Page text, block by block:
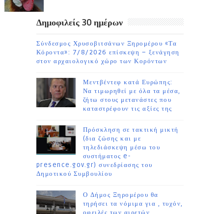
Δημοφιλείς 30 ημέρων
Σύνδεσμος Χρυσοβιτσάνων Ξηρομέρου «Τα
Κόροντα»: 7/8/2026 επίσκεψη – ξενάγηση
στον αρχαιολογικό χώρο των Κορόντων
Μεντβέντεφ κατά Ευρώπης:
Να τιμωρηθεί με όλα τα μέσα,
ζήτω στους μετανάστες που
καταστρέφουν τις αξίες της
Πρόσκληση σε τακτική μικτή
(δια ζώσης και με
τηλεδιάσκεψη μέσω του
συστήματος e-
presence.gov.gr) συνεδρίασης του
Δημοτικού Συμβουλίου
Ο Δήμος Ξηρομέρου θα
τηρήσει τα νόμιμα για , τυχόν,
οφειλές των αιρετών